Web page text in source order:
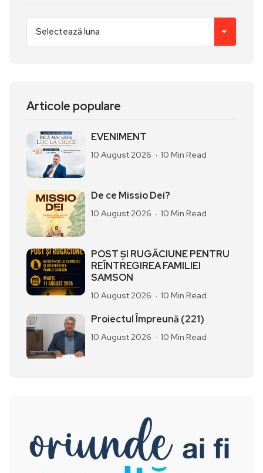
Articole populare
EVENIMENT
10 August 2026 10 Min Read
De ce Missio Dei?
10 August 2026 10 Min Read
POST ȘI RUGĂCIUNE PENTRU
REÎNTREGIREA FAMILIEI
SAMSON
10 August 2026 10 Min Read
Proiectul Împreună (221)
10 August 2026 10 Min Read